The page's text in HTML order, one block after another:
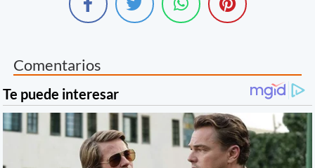
Comentarios